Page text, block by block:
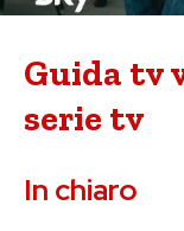
Guida tv
serie tv
In chiaro